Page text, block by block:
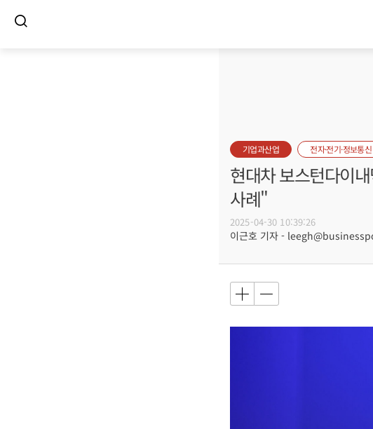
기업과산업 전자·전기·정보통신
현대차 보스턴다이
사례"
2025-04-30 10:39:26
이근호 기자 -